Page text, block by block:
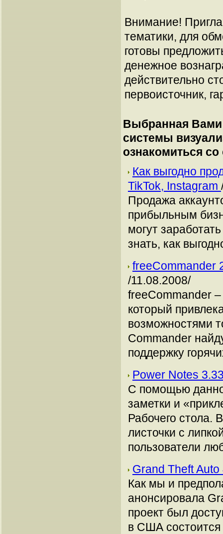
Внимание!
тематики, для
готовы
денежное
действительно
первоисточник,
Выбранная Вами
системы
ознакомиться
Как выгодно
TikTok, Instagram
Продажа
прибыльным
могут
знать, как
freeCommander
/11.08.2008/
freeCommander
который
возможностями
Commander
поддержку
Power Notes
С помощью
заметки и
Рабочего стола.
листочки с
пользователи
Grand Theft
Как мы и
анонсировала
проект был
в США состоится